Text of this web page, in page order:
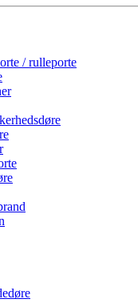
/ rulleporte